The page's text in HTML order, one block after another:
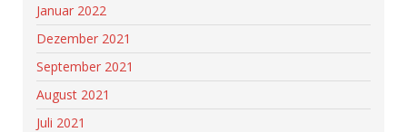
Januar 2022
Dezember 2021
September 2021
August 2021
Juli 2021